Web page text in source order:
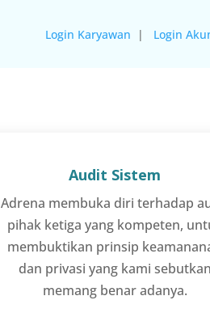
Login Karyawan | Login
Audit Sistem
Adrena membuka diri terhadap
pihak ketiga yang kompeten,
membuktikan prinsip
dan privasi yang kami sebutkan
memang benar adanya.